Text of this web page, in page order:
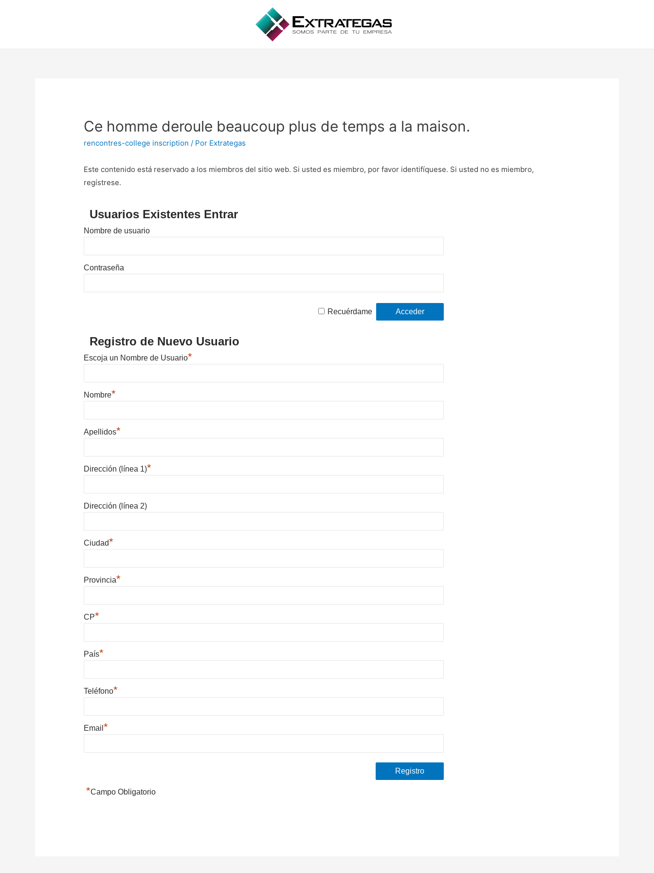
Ce homme deroule beaucoup plus de temps a la maison.
rencontres-college inscription / Por Extrategas
Este contenido está reservado a los miembros del sitio web. Si usted es miembro, por favor identifíquese. Si usted no es miembro,
regístrese.
Usuarios Existentes Entrar
Nombre de usuario
Contraseña
Recuérdame
Registro de Nuevo Usuario
Escoja un Nombre de Usuario*
Nombre*
Apellidos*
Dirección (línea 1)*
Dirección (línea 2)
Ciudad*
Provincia*
CP*
País*
Teléfono*
Email*
*Campo Obligatorio